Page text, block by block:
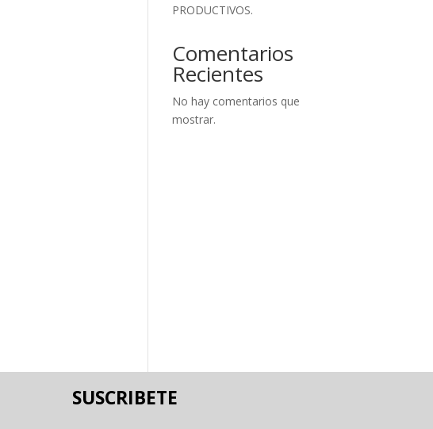
PRODUCTIVOS.
Comentarios
Recientes
No hay comentarios que
mostrar.
SUSCRIBETE